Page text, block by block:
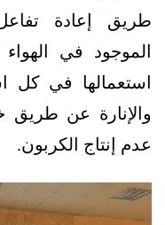
طريق إعادة
الموجود في الهواء
استعمالها في كل
والإنارة عن طريق
عدم إنتاج الكربون.